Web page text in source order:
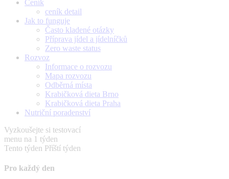
Ceník
ceník detail
Jak to funguje
Často kladené otázky
Příprava jídel a jídelníčků
Zero waste status
Rozvoz
Informace o rozvozu
Mapa rozvozu
Odběrná místa
Krabičková dieta Brno
Krabičková dieta Praha
Nutriční poradenství
Vyzkoušejte si testovací
menu na 1 týden
Tento týden Příští týden
Pro každý den